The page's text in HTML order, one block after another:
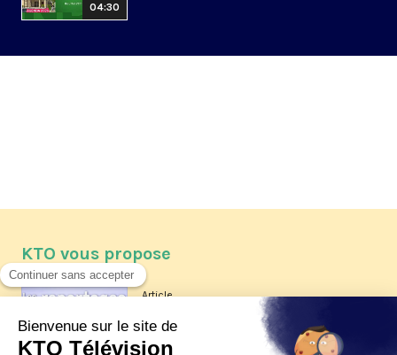
04:30
KTO vous propose
Article
Les reportages d'été 2026 de KTO